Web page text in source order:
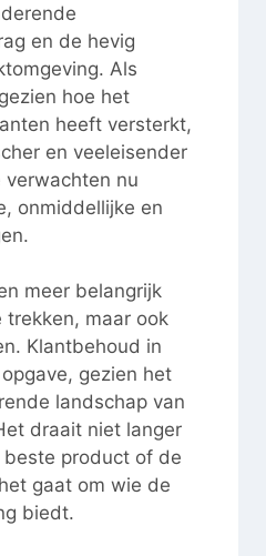
en de hevig
Als
hoe het
heeft versterkt,
en veeleisender
verwachten nu
onmiddellijke en
meer belangrijk
trekken, maar ook
Klantbehoud in
gezien het
landschap van
draait niet langer
product of de
gaat om wie de
biedt.